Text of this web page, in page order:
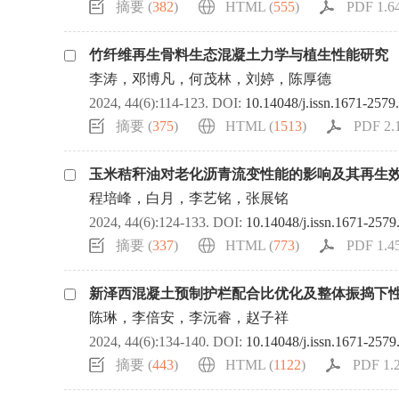
摘要 (382) HTML (555) PDF
竹纤维再生骨料生态混凝土力学与植生性能研究
李涛，邓博凡，何茂林，刘婷，陈厚德
2024, 44(6):114-123. DOI: 10.14048/j.issn.1671-
摘要 (375) HTML (1513) PDF
玉米秸秆油对老化沥青流变性能的影响及其再生
程培峰，白月，李艺铭，张展铭
2024, 44(6):124-133. DOI: 10.14048/j.issn.1671-
摘要 (337) HTML (773) PDF
新泽西混凝土预制护栏配合比优化及整体振捣下
陈琳，李倍安，李沅睿，赵子祥
2024, 44(6):134-140. DOI: 10.14048/j.issn.1671-
摘要 (443) HTML (1122) PDF